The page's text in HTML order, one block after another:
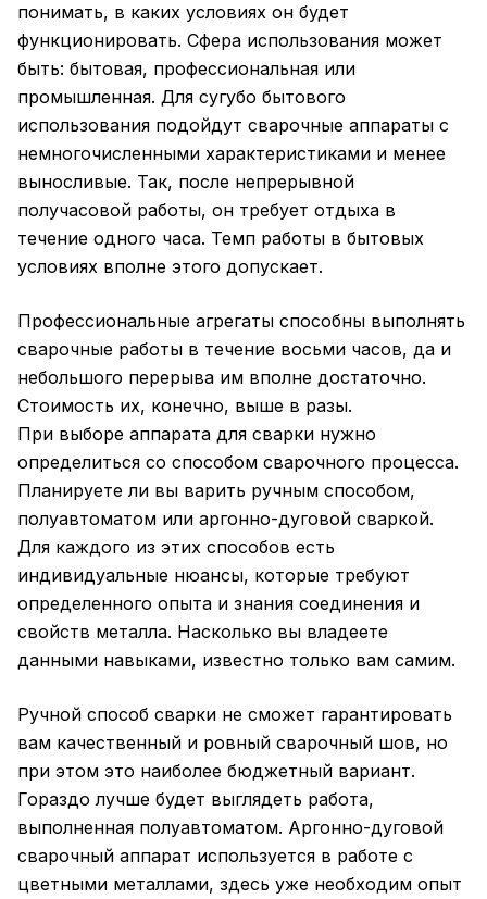
понимать, в каких условиях он будет
функционировать. Сфера использования может
быть: бытовая, профессиональная или
промышленная. Для сугубо бытового
использования подойдут сварочные аппараты с
немногочисленными характеристиками и менее
выносливые. Так, после непрерывной
получасовой работы, он требует отдыха в
течение одного часа. Темп работы в бытовых
условиях вполне этого допускает.
Профессиональные агрегаты способны выполнять
сварочные работы в течение восьми часов, да и
небольшого перерыва им вполне достаточно.
Стоимость их, конечно, выше в разы.
При выборе аппарата для сварки нужно
определиться со способом сварочного процесса.
Планируете ли вы варить ручным способом,
полуавтоматом или аргонно-дуговой сваркой.
Для каждого из этих способов есть
индивидуальные нюансы, которые требуют
определенного опыта и знания соединения и
свойств металла. Насколько вы владеете
данными навыками, известно только вам самим.
Ручной способ сварки не сможет гарантировать
вам качественный и ровный сварочный шов, но
при этом это наиболее бюджетный вариант.
Гораздо лучше будет выглядеть работа,
выполненная полуавтоматом. Аргонно-дуговой
сварочный аппарат используется в работе с
цветными металлами, здесь уже необходим опыт